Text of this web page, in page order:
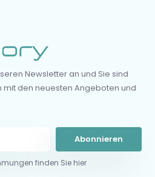
Newsletter an und Sie sind
den neuesten Angeboten und
Abonnieren
finden Sie hier